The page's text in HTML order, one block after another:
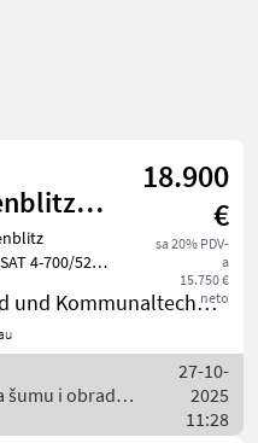
SAT
PE-THO
18.900
€
sa 20% PDV-
a
15.750 €
neto
4-700/52
-
Antrieb
E-Motor 9, 2
Auer Land und Kommunaltechnik GmbH
šumu i obradu
27-10-
2025
11:28